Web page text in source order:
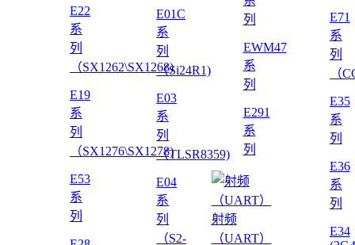
E22
系
列
（SX1262\SX1268)
E19
系
列
（SX1276\SX1278)
E53
系
列
E01C
系
列
（Si24R1)
E03
系
列
（TLSR8359)
E04
系
列
（S2-
列
EWM47
系
列
E291
系
列
射频
（UART）
E71
系
列
（
E35
系
列
E36
系
列
E34